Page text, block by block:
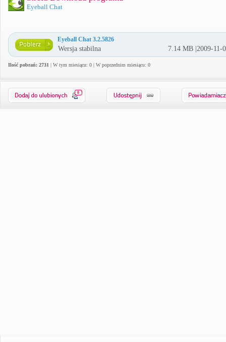
Eyeball Chat
Eyeball Chat 3.2.5826
Wersja stabilna 7.14 MB |2009-11-
Ilość pobrań: 2731 | W tym miesiącu: 0 | W poprzednim miesiącu: 0
0